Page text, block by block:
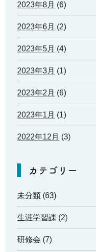
2023年8月 (6)
2023年6月 (2)
2023年5月 (4)
2023年3月 (1)
2023年2月 (6)
2023年1月 (1)
2022年12月 (3)
カテゴリー
未分類 (63)
生涯学習課 (2)
研修会 (7)